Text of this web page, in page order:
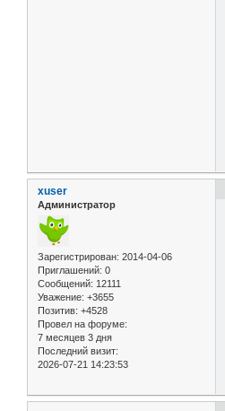
xuser
Администратор
Зарегистрирован: 2014-04-06
Приглашений: 0
Сообщений: 12111
Уважение: +3655
Позитив: +4528
Провел на форуме:
7 месяцев 3 дня
Последний визит:
2026-07-21 14:23:53